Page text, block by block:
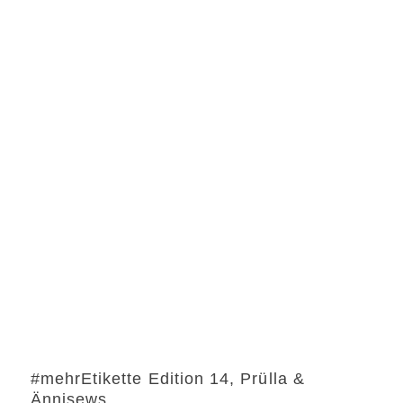
#mehrEtikette Edition 14, Prülla &